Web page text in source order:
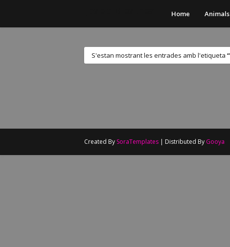
Home Animals
S'estan mostrant les entrades amb l'etiqueta
Created By SoraTemplates | Distributed By Gooya